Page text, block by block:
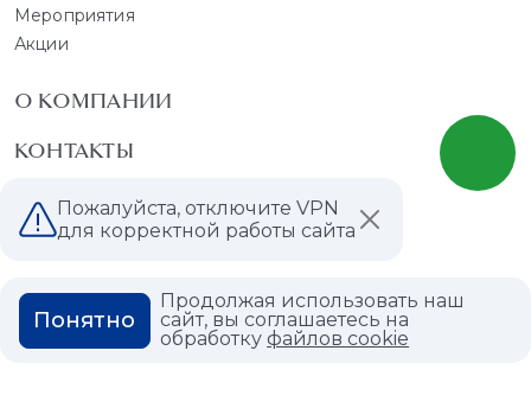
Мероприятия
Акции
О КОМПАНИИ
КОНТАКТЫ
МАГАЗИНЫ
ВАКАНСИИ
ВОПРОС ОТВЕТ
Пожалуйста, отключите VPN
для корректной работы сайта
Продолжая использовать наш
сайт, вы соглашаетесь на
обработкуфайлов cookie
Понятно